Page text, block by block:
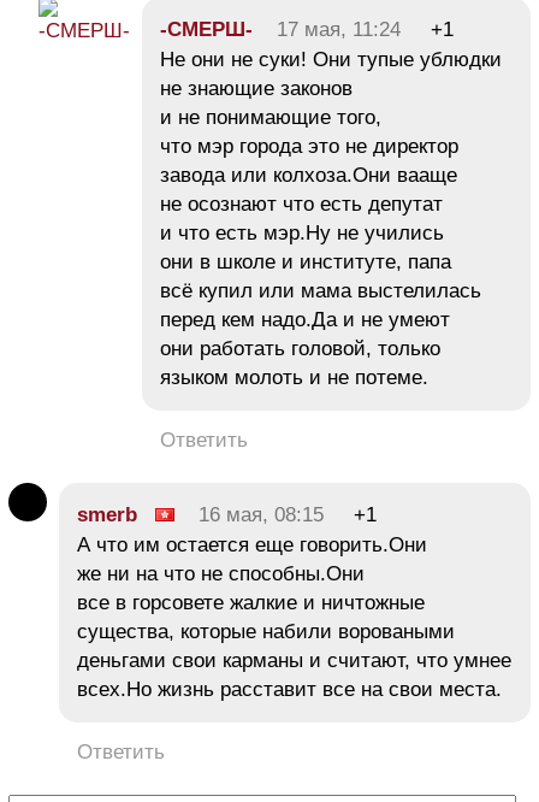
-СМЕРШ- 17 мая, 11:24
+1
Не они не суки! Они тупые ублюдки
не знающие законов
и не понимающие того,
что мэр города это не директор
завода или колхоза.Они вааще
не осознают что есть депутат
и что есть мэр.Ну не учились
они в школе и институте, папа
всё купил или мама выстелилась
перед кем надо.Да и не умеют
они работать головой, только
языком молоть и не потеме.
Ответить
smerb 16 мая, 08:15
+1
А что им остается еще говорить.Они
же ни на что не способны.Они
все в горсовете жалкие и ничтожные
существа, которые набили вороваными
деньгами свои карманы и считают, что умнее
всех.Но жизнь расставит все на свои места.
Ответить